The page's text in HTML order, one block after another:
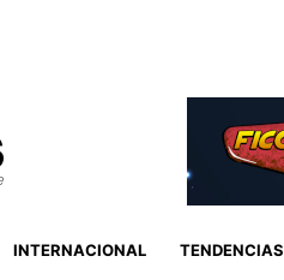
INTERNACIONAL TENDENCIAS